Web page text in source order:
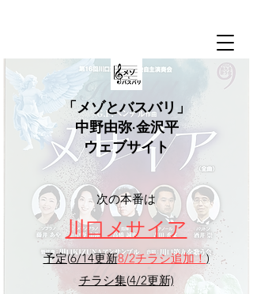
​「メゾとバスバリ」
中野由弥·金沢平
ウェブサイト
​次の本番は
​川口メサイア
予定(6/14更新8/2チラシ追加！)
チラシ集(4/2更新)